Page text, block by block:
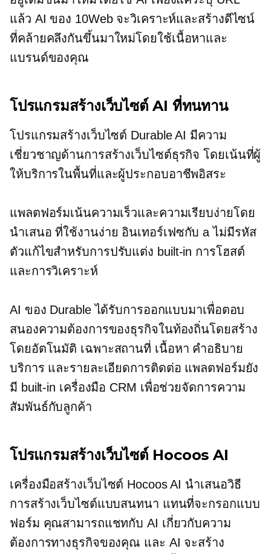
แล้ว AI ของ 10Web จะวิเคราะห์และสร้างดีไซน์
ที่คล้ายคลึงกันขึ้นมาใหม่โดยใช้เนื้อหาและ
แบรนด์ของคุณ
โปรแกรมสร้างเว็บไซต์ AI ที่ทนทาน
โปรแกรมสร้างเว็บไซต์ Durable AI มีความ
เชี่ยวชาญด้านการสร้างเว็บไซต์ธุรกิจ โดยเน้นที่ผู้
ให้บริการในพื้นที่และผู้ประกอบอาชีพอิสระ
แพลตฟอร์มเน้นความเร็วและความเรียบง่ายโดย
นำเสนอที่ใช้งานง่าย อินเทอร์เฟซกับ aไม่มีรหัส
ตัวแก้ไขสำหรับการปรับแต่ง built-in การโฮสต์
และการวิเคราะห์
AI ของ Durable ได้รับการออกแบบมาเพื่อตอบ
สนองความต้องการของธุรกิจในท้องถิ่นโดยสร้าง
โดยอัตโนมัติ เฉพาะสถานที่ เนื้อหา คำอธิบาย
บริการ และรายละเอียดการติดต่อ แพลตฟอร์มยัง
มี built-in เครื่องมือ CRM เพื่อช่วยจัดการความ
สัมพันธ์กับลูกค้า
โปรแกรมสร้างเว็บไซต์ Hocoos AI
เครื่องมือสร้างเว็บไซต์ Hocoos AI นำเสนอวิธี
การสร้างเว็บไซต์แบบสนทนา แทนที่จะกรอกแบบ
ฟอร์ม คุณสามารถแชทกับ AI เกี่ยวกับความ
ต้องการทางธุรกิจของคุณ และ AI จะสร้าง